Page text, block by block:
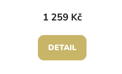
1 259 Kč
DETAIL